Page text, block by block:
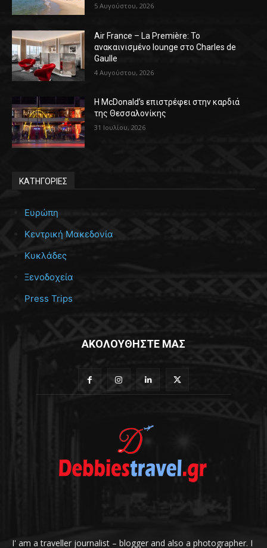
5 Αυγούστου, 2026
Air France – La Première: Το
ανακαινισμένο lounge στο Charles de
Gaulle
4 Αυγούστου, 2026
Η McDonald’s επιστρέφει στην καρδιά
της Θεσσαλονίκης
31 Ιουλίου, 2026
ΚΑΤΗΓΟΡΙΕΣ
Ευρώπη
Κεντρική Μακεδονία
Κυκλάδες
Ξενοδοχεία
Press Trips
ΑΚΟΛΟΥΘΗΣΤΕ ΜΑΣ
I' am a traveller journalist – blogger and also a photographer. I